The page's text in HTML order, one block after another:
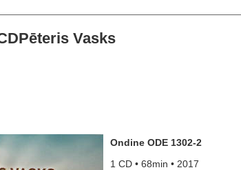
Vasks
Ondine ODE 1302-2
1 CD • 68min • 2017